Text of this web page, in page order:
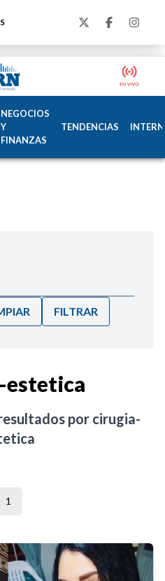
NEGOCIOS
Y
FINANZAS
TENDENCIAS
FILTRAR
estetica
por cirugia-
1